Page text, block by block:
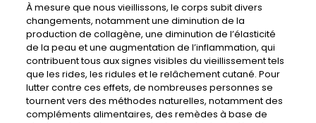
À mesure que nous vieillissons, le corps subit divers
changements, notamment une diminution de la
production de collagène, une diminution de l’élasticité
de la peau et une augmentation de l’inflammation, qui
contribuent tous aux signes visibles du vieillissement tels
que les rides, les ridules et le relâchement cutané. Pour
lutter contre ces effets, de nombreuses personnes se
tournent vers des méthodes naturelles, notamment des
compléments alimentaires, des remèdes à base de